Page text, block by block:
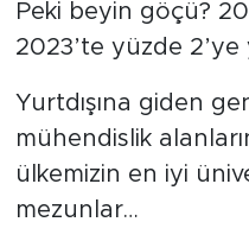
Peki beyin göçü?
2023’te yüzde
Yurtdışına giden
mühendislik
ülkemizin en iyi
mezunlar…